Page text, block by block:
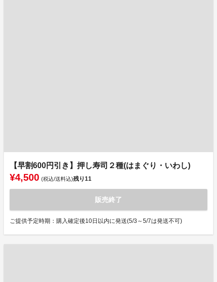
【早割600円引き】押し寿司２種(はまぐり・いわし)
¥4,500 (税込/送料込)残り11
販売終了
ご提供予定時期：購入確定後10日以内に発送(5/3～5/7は発送不可)